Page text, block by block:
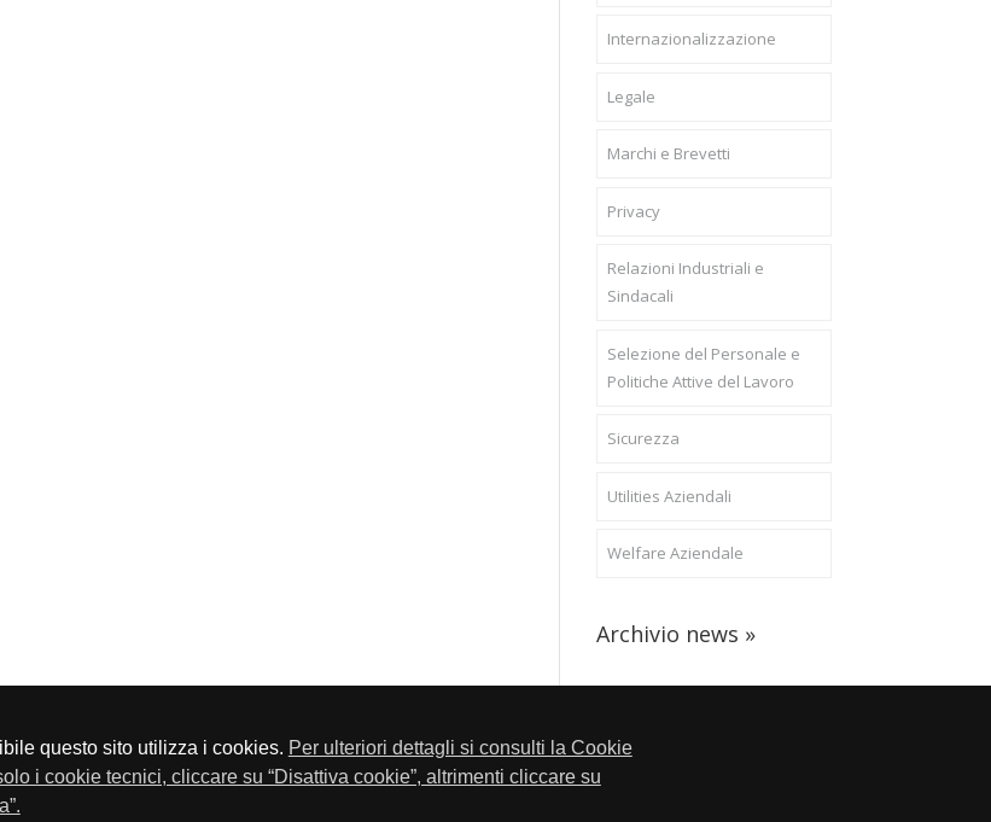
questo sito utilizza i cookies. Per ulteriori dettagli si consulti la Cookie
i cookie tecnici, cliccare su “Disattiva cookie”, altrimenti cliccare su
Internazionalizzazione
Legale
Marchi e Brevetti
Privacy
Relazioni Industriali e
Sindacali
Selezione del Personale e
Politiche Attive del Lavoro
Sicurezza
Utilities Aziendali
Welfare Aziendale
Archivio news »
- Telefono 030-23076 - Fax 030-2304108